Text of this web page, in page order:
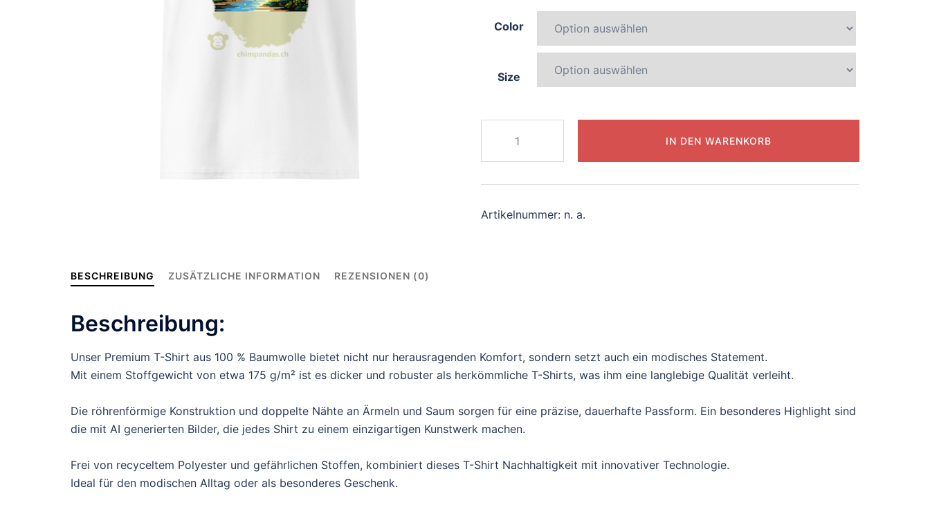
Color
Size
elephant
Menge
IN DEN WARENKORB
Artikelnummer: n. a.
BESCHREIBUNG ZUSÄTZLICHE INFORMATION REZENSIONEN (0)
Beschreibung:
Unser Premium T-Shirt aus 100 % Baumwolle bietet nicht nur herausragenden Komfort, sondern setzt auch ein modisches Statement.
Mit einem Stoffgewicht von etwa 175 g/m² ist es dicker und robuster als herkömmliche T-Shirts, was ihm eine langlebige Qualität verleiht.
Die röhrenförmige Konstruktion und doppelte Nähte an Ärmeln und Saum sorgen für eine präzise, dauerhafte Passform. Ein besonderes Highlight sind
die mit AI generierten Bilder, die jedes Shirt zu einem einzigartigen Kunstwerk machen.
Frei von recyceltem Polyester und gefährlichen Stoffen, kombiniert dieses T-Shirt Nachhaltigkeit mit innovativer Technologie.
Ideal für den modischen Alltag oder als besonderes Geschenk.